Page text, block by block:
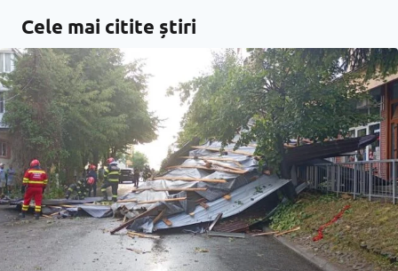
Cele mai citite știri